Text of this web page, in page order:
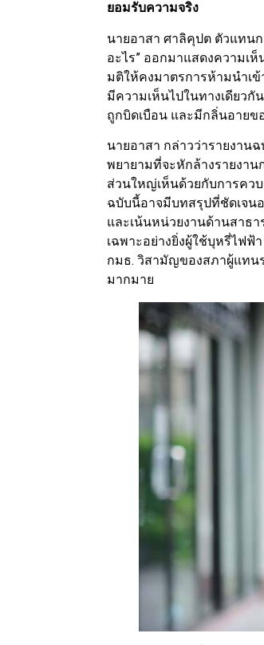
ยอมรับความจริง
นายอาสา ศาลิคุปต ตัวแทน
อะไร” ออกมาแสดงความ
มติให้คงมาตรการห้ามนำเ
มีความเห็นไปในทางเดียว
ถูกบิดเบือน และมีกลิ่นอายข
นายอาสา กล่าวว่ารายงา
พยายามที่จะหักล้างรายงา
ส่วนใหญ่เห็นด้วยกับการคว
ฉบับนี้อาจมีบทสรุปที่ชัดเจน
และเน้นหน่วยงานด้านสาธ
เฉพาะอย่างยิ่งผู้ใช้บุหรี่ไฟฟ้
กมธ. วิสามัญของสภาผู้แทน
มากมาย